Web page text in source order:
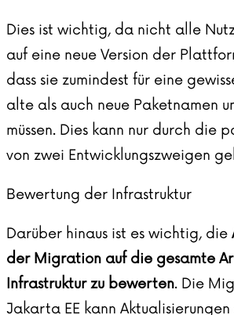
Dies ist wichtig, da nicht alle
auf eine neue Version der
dass sie zumindest für eine
alte als auch neue Paketnamen
müssen. Dies kann nur durch die
von zwei Entwicklungszweigen
Bewertung der Infrastruktur
Darüber hinaus ist es wichtig, die
der Migration auf die gesamte
Infrastruktur zu bewerten. Die
Jakarta EE kann